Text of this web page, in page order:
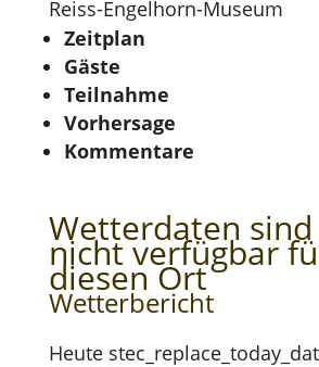
Reiss-Engelhorn-Museum
Zeitplan
Gäste
Teilnahme
Vorhersage
Kommentare
Wetterdaten
nicht verfügbar
diesen Ort
Wetterbericht
Heute